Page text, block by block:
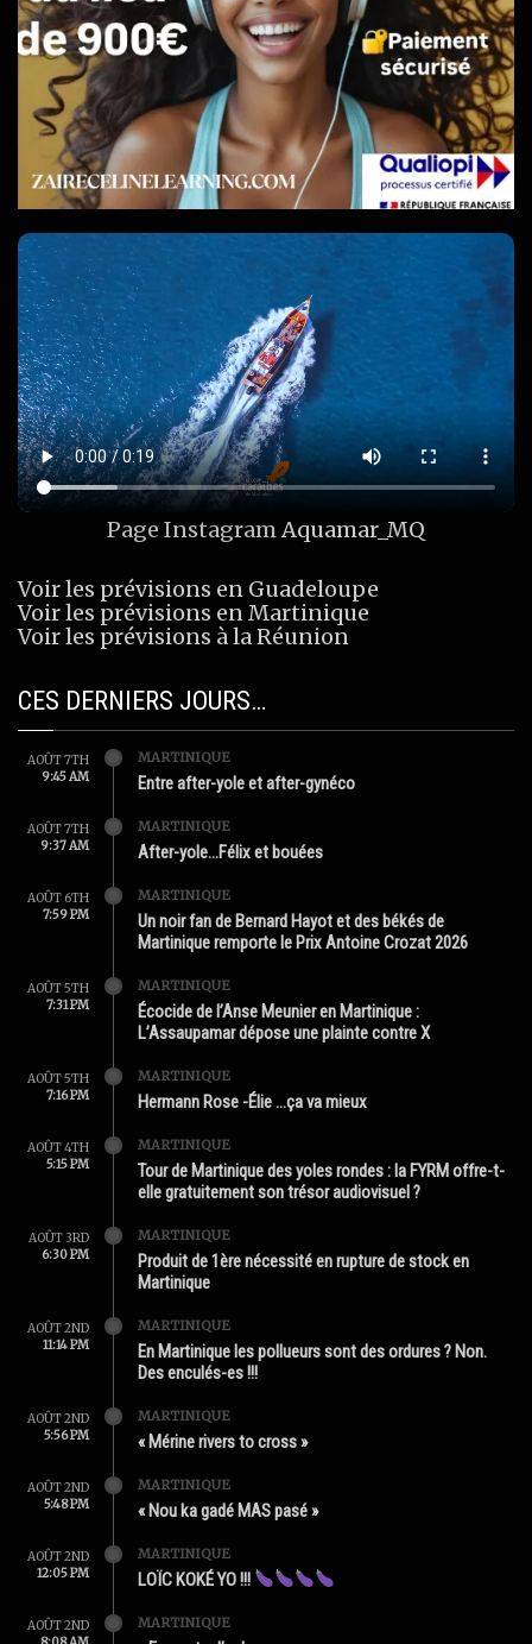
Page Instagram Aquamar_MQ
Voir les prévisions en Guadeloupe
Voir les prévisions en Martinique
Voir les prévisions à la Réunion
CES DERNIERS JOURS…
AOÛT 7TH
9:45 AM
MARTINIQUE
Entre after-yole et after-gynéco
AOÛT 7TH
9:37 AM
MARTINIQUE
After-yole…Félix et bouées
AOÛT 6TH
7:59 PM
MARTINIQUE
Un noir fan de Bernard Hayot et des békés de
Martinique remporte le Prix Antoine Crozat 2026
AOÛT 5TH
7:31 PM
MARTINIQUE
Écocide de l’Anse Meunier en Martinique :
L’Assaupamar dépose une plainte contre X
AOÛT 5TH
7:16 PM
MARTINIQUE
Hermann Rose -Élie …ça va mieux
AOÛT 4TH
5:15 PM
MARTINIQUE
Tour de Martinique des yoles rondes : la FYRM offre-t-
elle gratuitement son trésor audiovisuel ?
AOÛT 3RD
6:30 PM
MARTINIQUE
Produit de 1ère nécessité en rupture de stock en
Martinique
AOÛT 2ND
11:14 PM
MARTINIQUE
En Martinique les pollueurs sont des ordures ? Non.
Des enculés-es !!!
AOÛT 2ND
5:56 PM
MARTINIQUE
« Mérine rivers to cross »
AOÛT 2ND
5:48 PM
MARTINIQUE
« Nou ka gadé MAS pasé »
AOÛT 2ND
12:05 PM
MARTINIQUE
LOÏC KOKÉ YO !!!
AOÛT 2ND
MARTINIQUE